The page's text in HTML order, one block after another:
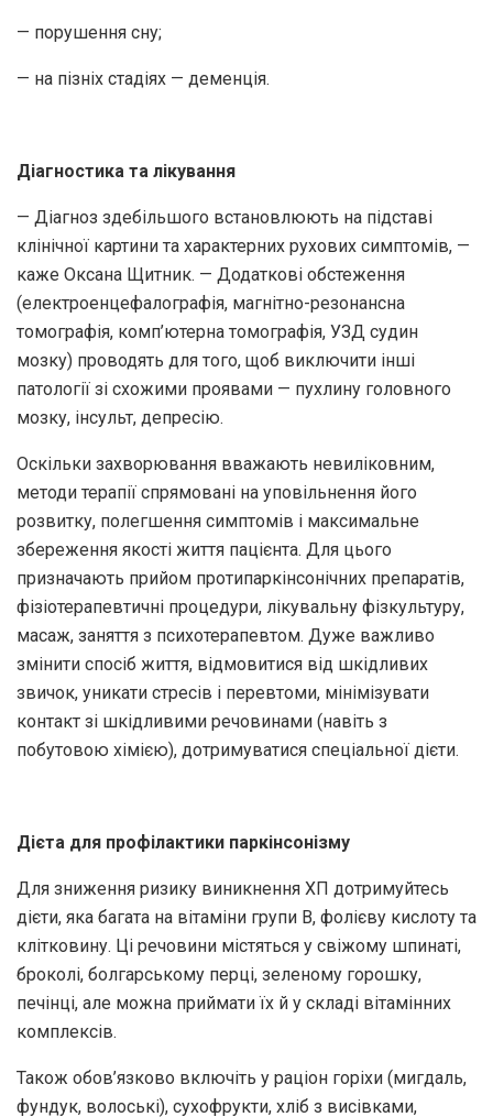
— порушення сну;
— на пізніх стадіях — деменція.
Діагностика та лікування
— Діагноз здебільшого встановлюють на підставі
клінічної картини та характерних рухових симптомів, —
каже Оксана Щитник. — Додаткові обстеження
(електроенцефалографія, магнітно-резонансна
томографія, комп’ютерна томографія, УЗД судин
мозку) проводять для того, щоб виключити інші
патології зі схожими проявами — пухлину головного
мозку, інсульт, депресію.
Оскільки захворювання вважають невиліковним,
методи терапії спрямовані на уповільнення його
розвитку, полегшення симптомів і максимальне
збереження якості життя пацієнта. Для цього
призначають прийом протипаркінсонічних препаратів,
фізіотерапевтичні процедури, лікувальну фізкультуру,
масаж, заняття з психотерапевтом. Дуже важливо
змінити спосіб життя, відмовитися від шкідливих
звичок, уникати стресів і перевтоми, мінімізувати
контакт зі шкідливими речовинами (навіть з
побутовою хімією), дотримуватися спеціальної дієти.
Дієта для профілактики паркінсонізму
Для зниження ризику виникнення ХП дотримуйтесь
дієти, яка багата на вітаміни групи В, фолієву кислоту та
клітковину. Ці речовини містяться у свіжому шпинаті,
броколі, болгарському перці, зеленому горошку,
печінці, але можна приймати їх й у складі вітамінних
комплексів.
Також обов’язково включіть у раціон горіхи (мигдаль,
фундук, волоські), сухофрукти, хліб з висівками,